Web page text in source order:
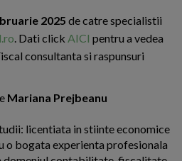
2025 de catre specialistii
. Dati click AICI pentru a vedea
consultanta si raspunsuri
Mariana Prejbeanu
licentiata in stiinte economice
o bogata experienta profesionala